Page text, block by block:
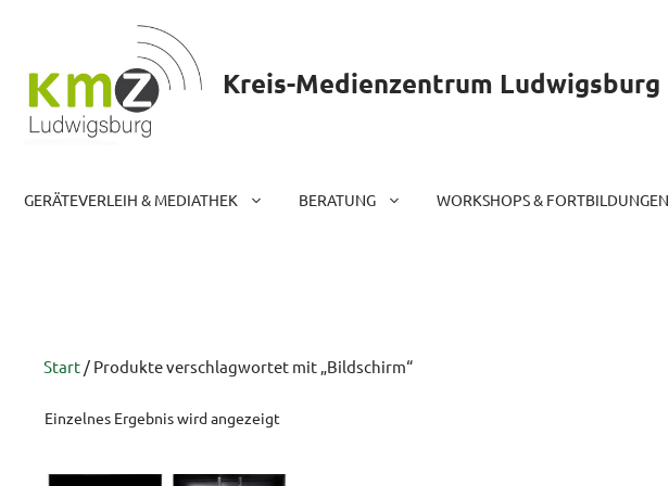
Kreis-Medienzentrum Ludwigsburg
GERÄTEVERLEIH & MEDIATHEK BERATUNG WORKSHOPS & FORTBILDUNGEN
Start / Produkte verschlagwortet mit „Bildschirm“
Einzelnes Ergebnis wird angezeigt